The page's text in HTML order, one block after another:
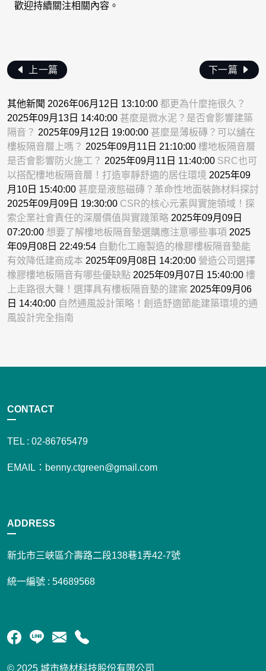
歡迎持續關注相關內容。
上一篇 下一篇
其他新聞 2026年06月12日 13:10:00 都更為什麼拖很久？
2025年09月13日 14:40:00 甚麼是微水泥？是否會影響建築
隔音？ 2025年09月12日 19:00:00 甚麼是薄板磚？可以舖在
樓板隔音層上嗎？ 2025年09月11日 21:10:00 樓地板隔音層
是否會影響防火施工？ 2025年09月11日 11:40:00 SRC也可
以搭配樓地板隔音層！打造寧靜舒適的居住環境 2025年09
月10日 15:40:00 甚麼是液態磁磚？革命性地面裝飾材料探討
2025年09月09日 19:30:00 CSR的核心元素與實施領域！探
索企業社會責任的深層價值與實踐策略 2025年09月09日
07:20:00 想要了解樓地板隔音墊選購應注意哪些事項 2025
年09月08日 22:49:54 自動化工廠製造的橡膠樓板隔音墊能
有效降低建商成本 2025年09月08日 14:20:00 營造公司選擇
橡膠樓地板隔音有哪些優缺點 2025年09月07日 15:40:00 樓
上走路很大聲！選擇具有樓板隔音墊的建案 2025年09月06
日 14:40:00 自然通風設計策略！創造舒適節能建築環境的通
風設計完全指南
CONTACT
TEL : 02-86765479
EMAIL：benny.ctgreen@gmail.com
ADDRESS
新北市三峽區介壽路二段138巷1弄42-7號
統一編號 : 54689568
© 2025 城市綠材科技股份有限公司